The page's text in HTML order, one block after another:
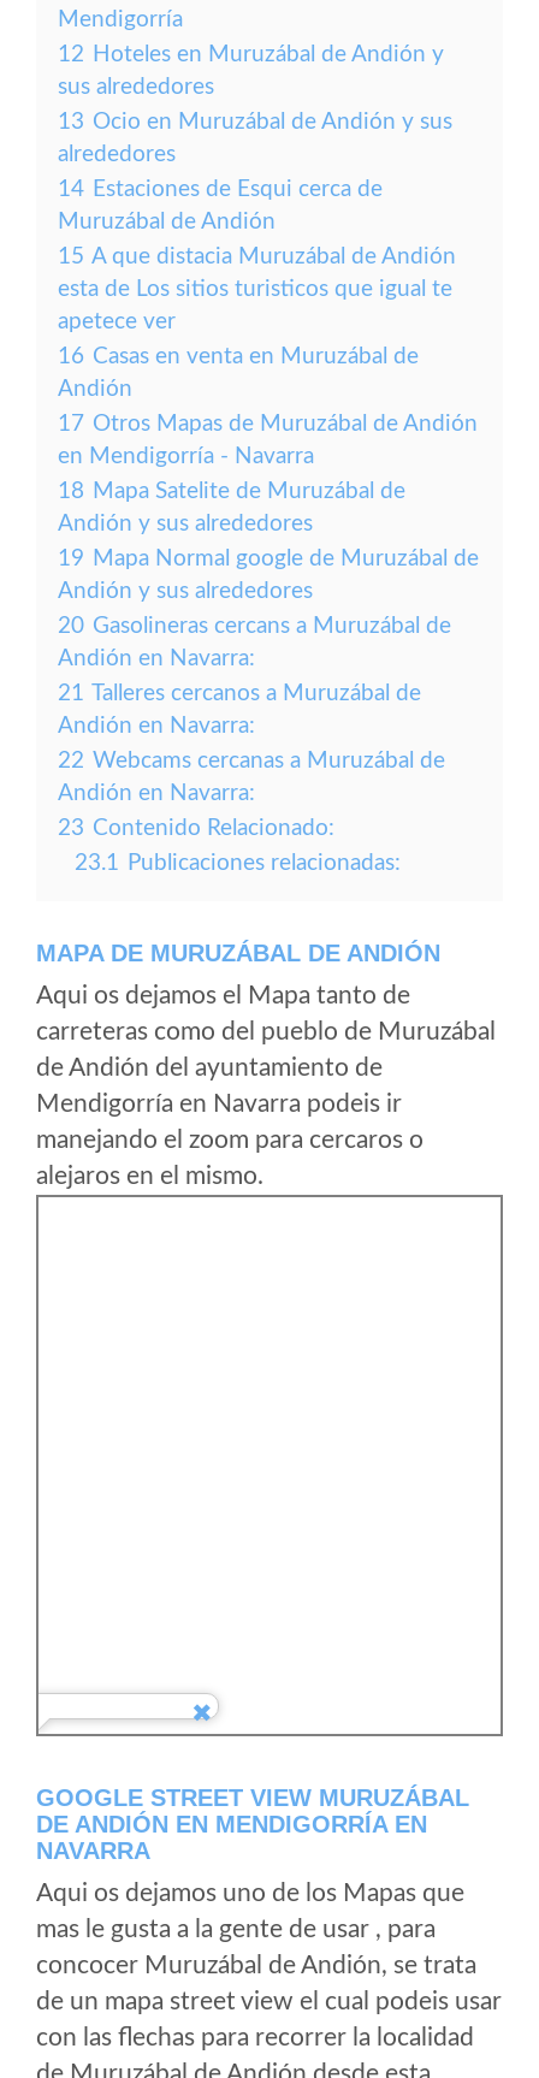
Mendigorría
12 Hoteles en Muruzábal de Andión y
sus alrededores
13 Ocio en Muruzábal de Andión y sus
alrededores
14 Estaciones de Esqui cerca de
Muruzábal de Andión
15 A que distacia Muruzábal de Andión
esta de Los sitios turisticos que igual te
apetece ver
16 Casas en venta en Muruzábal de
Andión
17 Otros Mapas de Muruzábal de Andión
en Mendigorría - Navarra
18 Mapa Satelite de Muruzábal de
Andión y sus alrededores
19 Mapa Normal google de Muruzábal de
Andión y sus alrededores
20 Gasolineras cercans a Muruzábal de
Andión en Navarra:
21 Talleres cercanos a Muruzábal de
Andión en Navarra:
22 Webcams cercanas a Muruzábal de
Andión en Navarra:
23 Contenido Relacionado:
23.1 Publicaciones relacionadas:
MAPA DE MURUZÁBAL DE ANDIÓN
Aqui os dejamos el Mapa tanto de
carreteras como del pueblo de Muruzábal
de Andión del ayuntamiento de
Mendigorría en Navarra podeis ir
manejando el zoom para cercaros o
alejaros en el mismo.
GOOGLE STREET VIEW MURUZÁBAL
DE ANDIÓN EN MENDIGORRÍA EN
NAVARRA
Aqui os dejamos uno de los Mapas que
mas le gusta a la gente de usar , para
concocer Muruzábal de Andión, se trata
de un mapa street view el cual podeis usar
con las flechas para recorrer la localidad